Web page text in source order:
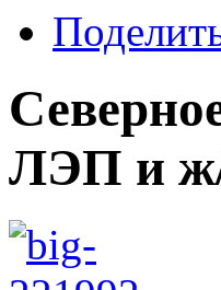
ЛЭП и ж/